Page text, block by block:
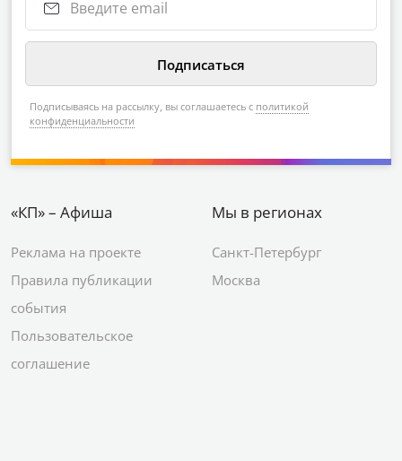
Подписываясь на рассылку, вы соглашаетесь с политикой
конфиденциальности
«КП» – Афиша
Реклама на проекте
Правила публикации
события
Пользовательское
соглашение
Мы в регионах
Санкт-Петербург
Москва